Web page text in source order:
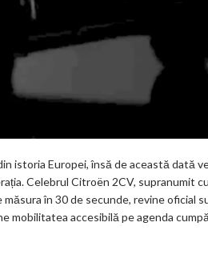
istoria Europei, însă de această dată
Celebrul Citroën 2CV, supranumit
măsura în 30 de secunde, revine oficial
mobilitatea accesibilă pe agenda